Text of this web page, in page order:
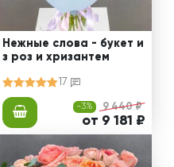
Нежные слова - букет и
з роз и хризантем
17
-3% 9 440 ₽
от 9 181 ₽